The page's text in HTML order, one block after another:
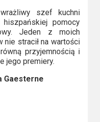
szef kuchni
pomocy
Jeden z moich
nie stracił na wartości
przyjemnością i
jego premiery.
Gaesterne